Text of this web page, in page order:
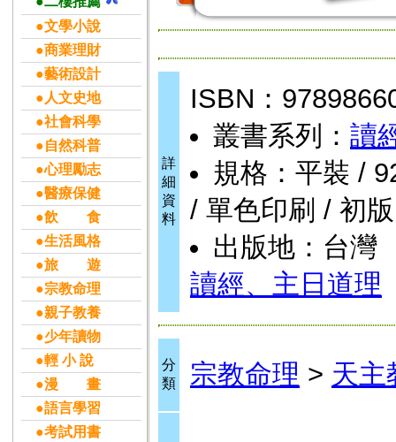
●文學小說
●商業理財
●藝術設計
●人文史地
●社會科學
●自然科普
●心理勵志
●醫療保健
●飲 食
●生活風格
●旅 遊
●宗教命理
●親子教養
●少年讀物
●輕 小 說
●漫 畫
●語言學習
●考試用書
詳
細
資
料
ISBN：
叢書系列： 讀
規格：平裝 /
/ 單色印刷 / 初版
出版地：台灣
讀經、主日道理
分
類
宗教命理 > 天主